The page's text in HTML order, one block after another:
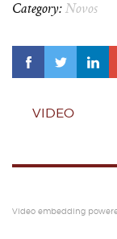
Category: Novos
VIDEO
Video embedding